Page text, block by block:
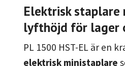
Elektrisk staplare
lyfthöjd för lager
PL 1500 HST-EL är en
elektrisk ministaplare